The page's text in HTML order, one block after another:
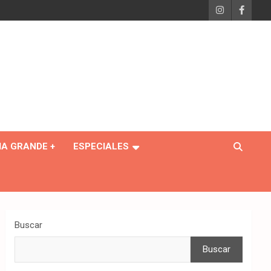
GRANDE + ESPECIALES
Buscar
Buscar